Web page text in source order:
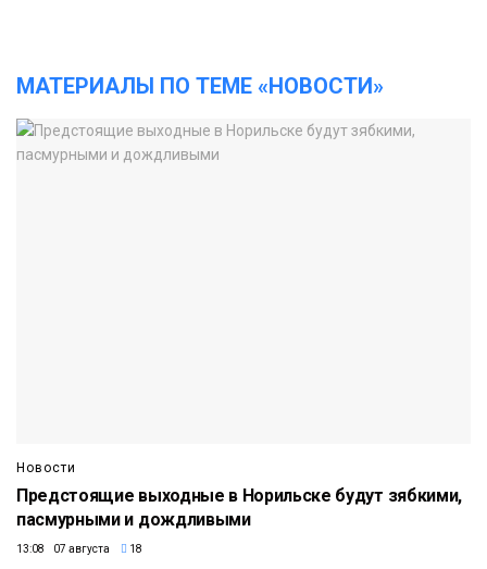
МАТЕРИАЛЫ ПО ТЕМЕ «НОВОСТИ»
Новости
Предстоящие выходные в Норильске будут зябкими,
пасмурными и дождливыми
13:08 07 августа 18